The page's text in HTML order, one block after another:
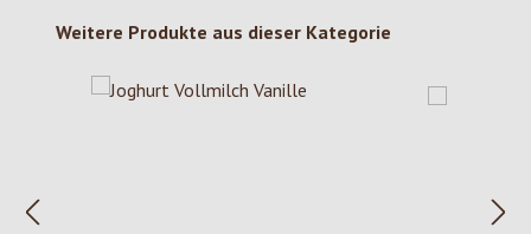
Produktgalerie überspringen
Weitere Produkte aus dieser Kategorie